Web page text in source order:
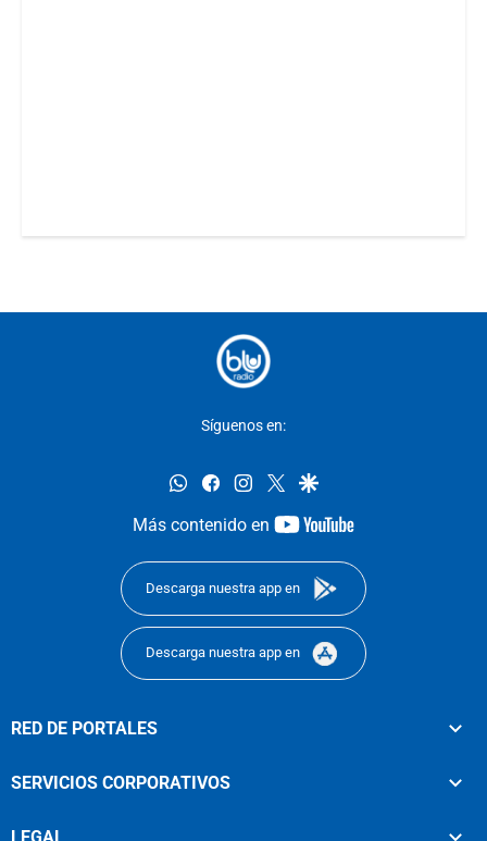
Síguenos en:
whatsappfacebookinstagram
twittergoogle
Más contenido en
youtube-
Descarga nuestra app en
Descarga nuestra app en
RED DE PORTALES
SERVICIOS CORPORATIVOS